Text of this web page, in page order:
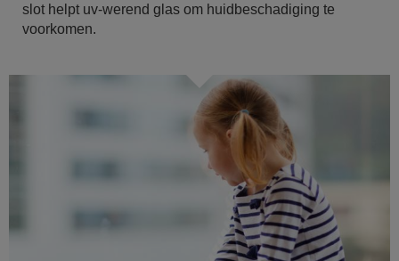
slot helpt uv-werend glas om huidbeschadiging te
voorkomen.